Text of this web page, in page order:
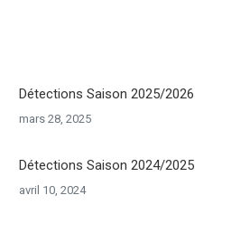
Détections Saison 2025/2026
mars 28, 2025
Détections Saison 2024/2025
avril 10, 2024